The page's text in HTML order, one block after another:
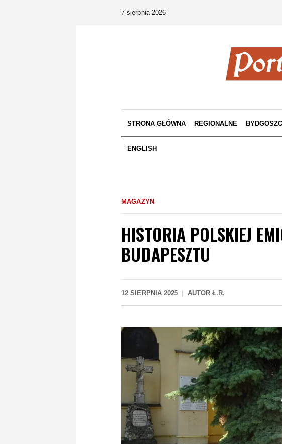
7 sierpnia 2026
STRONA GŁÓWNA REGIONALNE
ENGLISH
MAGAZYN
HISTORIA POLSKIEJ
BUDAPESZTU
12 SIERPNIA 2025 AUTOR Ł.R.